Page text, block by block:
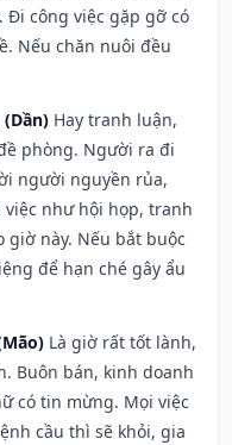
công việc gặp gỡ có
Nếu chăn nuôi đều
Hay tranh luận,
phòng. Người ra đi
người nguyền rủa,
như hội họp, tranh
này. Nếu bắt buộc
để hạn ché gây ẩu
Là giờ rất tốt lành,
Buôn bán, kinh doanh
có tin mừng. Mọi việc
cầu thì sẽ khỏi, gia